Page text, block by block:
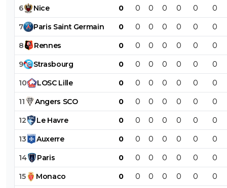
6 Nice 0 0 0 0 0 0 0
7 Paris Saint Germain 0 0 0 0 0 0 0
8 Rennes 0 0 0 0 0 0 0
9 Strasbourg 0 0 0 0 0 0 0
10 LOSC Lille 0 0 0 0 0 0 0
11 Angers SCO 0 0 0 0 0 0 0
12 Le Havre 0 0 0 0 0 0 0
13 Auxerre 0 0 0 0 0 0 0
14 Paris 0 0 0 0 0 0 0
15 Monaco 0 0 0 0 0 0 0